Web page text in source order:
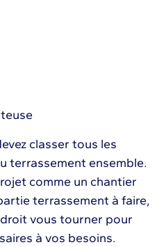
classer tous les
terrassement ensemble.
comme un chantier
terrassement à faire,
vous tourner pour
à vos besoins.